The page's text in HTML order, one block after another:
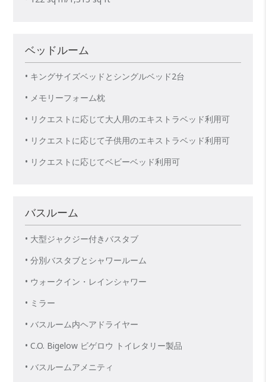
ベッドルーム
• キングサイズベッドとシングルベッド2台
• メモリーフォーム枕
• リクエストに応じて大人用のエキストラベッド利用可
• リクエストに応じて子供用のエキストラベッド利用可
• リクエストに応じてベビーベッド利用可
バスルーム
• 大型ジャクジー付きバスタブ
• 分別バスタブとシャワールーム
• ウォークイン・レインシャワー
• ミラー
• バスルーム内ヘアドライヤー
• C.O. Bigelow ビゲロウ トイレタリー製品
• バスルームアメニティ